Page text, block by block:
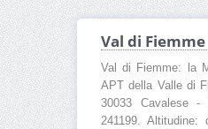
Val di Fiemme
Val di Fiemme: la
APT della Valle di
30033 Cavalese
241199.